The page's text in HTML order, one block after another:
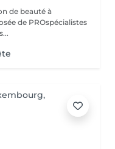
de beauté à